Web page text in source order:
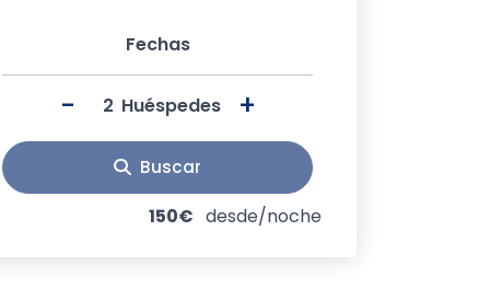
Fechas
- Huéspedes +
Buscar
150€ desde/noche